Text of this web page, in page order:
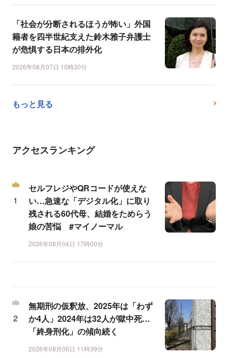
「社会が分断されるほうが怖い」外国
籍者を四半世紀支えた鈴木雅子弁護士
が危惧する日本の排外化
2026年08月07日 10時30分
もっと見る
アクセスランキング
セルフレジやQRコードが使えな
い…急速な「デジタル化」に取り
残される60代母、結婚をためらう
娘の苦悩 #マイノーマル
2026年08月04日 17時00分
無期刑の仮釈放、2025年は「わず
か4人」2024年は32人が獄中死…
「終身刑化」の傾向続く
2026年08月06日 11時39分